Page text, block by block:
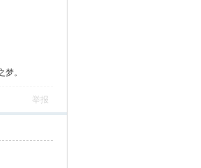
。
举报